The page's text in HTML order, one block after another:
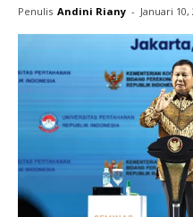
Penulis Andini Riany - Januari 10,